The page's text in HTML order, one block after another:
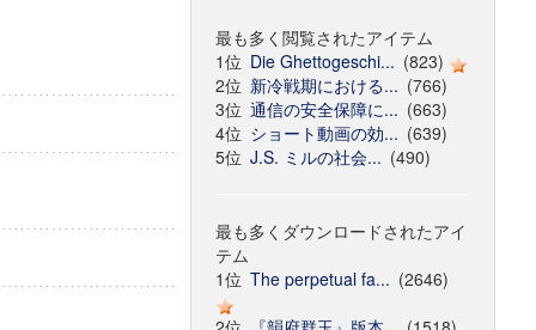
最も多く閲覧されたアイテム
1位 Die Ghettogeschi... (823)
2位 新冷戦期における... (766)
3位 通信の安全保障に... (663)
4位 ショート動画の効... (639)
5位 J.S. ミルの社会... (490)
最も多くダウンロードされたアイ
テム
1位 The perpetual fa... (2646)